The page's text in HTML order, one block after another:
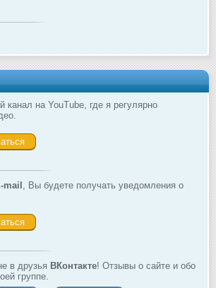
канал на YouTube, где я регулярно
mail , Вы будете получать уведомления о
в друзья ВКонтакте! Отзывы о сайте и обо
группе.